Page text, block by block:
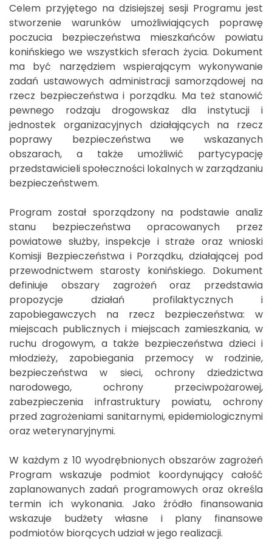
Celem przyjętego na dzisiejszej sesji Programu jest
stworzenie warunków umożliwiających poprawę
poczucia bezpieczeństwa mieszkańców powiatu
konińskiego we wszystkich sferach życia. Dokument
ma być narzędziem wspierającym wykonywanie
zadań ustawowych administracji samorządowej na
rzecz bezpieczeństwa i porządku. Ma też stanowić
pewnego rodzaju drogowskaz dla instytucji i
jednostek organizacyjnych działających na rzecz
poprawy bezpieczeństwa we wskazanych
obszarach, a także umożliwić partycypację
przedstawicieli społeczności lokalnych w zarządzaniu
bezpieczeństwem.
Program został sporządzony na podstawie analiz
stanu bezpieczeństwa opracowanych przez
powiatowe służby, inspekcje i straże oraz wnioski
Komisji Bezpieczeństwa i Porządku, działającej pod
przewodnictwem starosty konińskiego. Dokument
definiuje obszary zagrożeń oraz przedstawia
propozycje działań profilaktycznych i
zapobiegawczych na rzecz bezpieczeństwa: w
miejscach publicznych i miejscach zamieszkania, w
ruchu drogowym, a także bezpieczeństwa dzieci i
młodzieży, zapobiegania przemocy w rodzinie,
bezpieczeństwa w sieci, ochrony dziedzictwa
narodowego, ochrony przeciwpożarowej,
zabezpieczenia infrastruktury powiatu, ochrony
przed zagrożeniami sanitarnymi, epidemiologicznymi
oraz weterynaryjnymi.
W każdym z 10 wyodrębnionych obszarów zagrożeń
Program wskazuje podmiot koordynujący całość
zaplanowanych zadań programowych oraz określa
termin ich wykonania. Jako źródło finansowania
wskazuje budżety własne i plany finansowe
podmiotów biorących udział w jego realizacji.